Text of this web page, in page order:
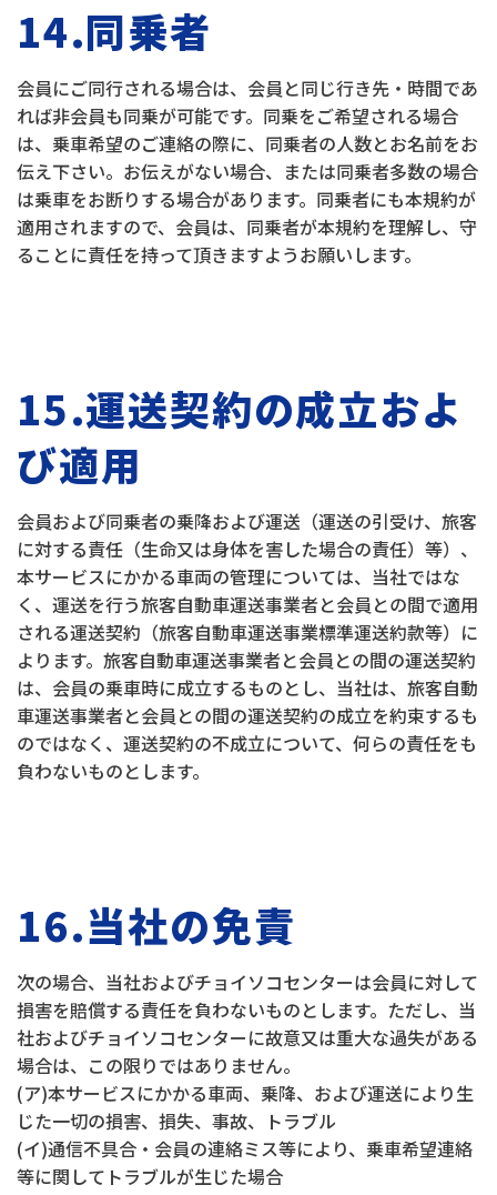
14.同乗者
会員にご同行される場合は、会員と同じ行き先・時間であ
れば非会員も同乗が可能です。同乗をご希望される場合
は、乗車希望のご連絡の際に、同乗者の人数とお名前をお
伝え下さい。お伝えがない場合、または同乗者多数の場合
は乗車をお断りする場合があります。同乗者にも本規約が
適用されますので、会員は、同乗者が本規約を理解し、守
ることに責任を持って頂きますようお願いします。
15.運送契約の成立およ
び適用
会員および同乗者の乗降および運送（運送の引受け、旅客
に対する責任（生命又は身体を害した場合の責任）等）、
本サービスにかかる車両の管理については、当社ではな
く、運送を行う旅客自動車運送事業者と会員との間で適用
される運送契約（旅客自動車運送事業標準運送約款等）に
よります。旅客自動車運送事業者と会員との間の運送契約
は、会員の乗車時に成立するものとし、当社は、旅客自動
車運送事業者と会員との間の運送契約の成立を約束するも
のではなく、運送契約の不成立について、何らの責任をも
負わないものとします。
16.当社の免責
次の場合、当社およびチョイソコセンターは会員に対して
損害を賠償する責任を負わないものとします。ただし、当
社およびチョイソコセンターに故意又は重大な過失がある
場合は、この限りではありません。
(ア)本サービスにかかる車両、乗降、および運送により生
じた一切の損害、損失、事故、トラブル
(イ)通信不具合・会員の連絡ミス等により、乗車希望連絡
等に関してトラブルが生じた場合